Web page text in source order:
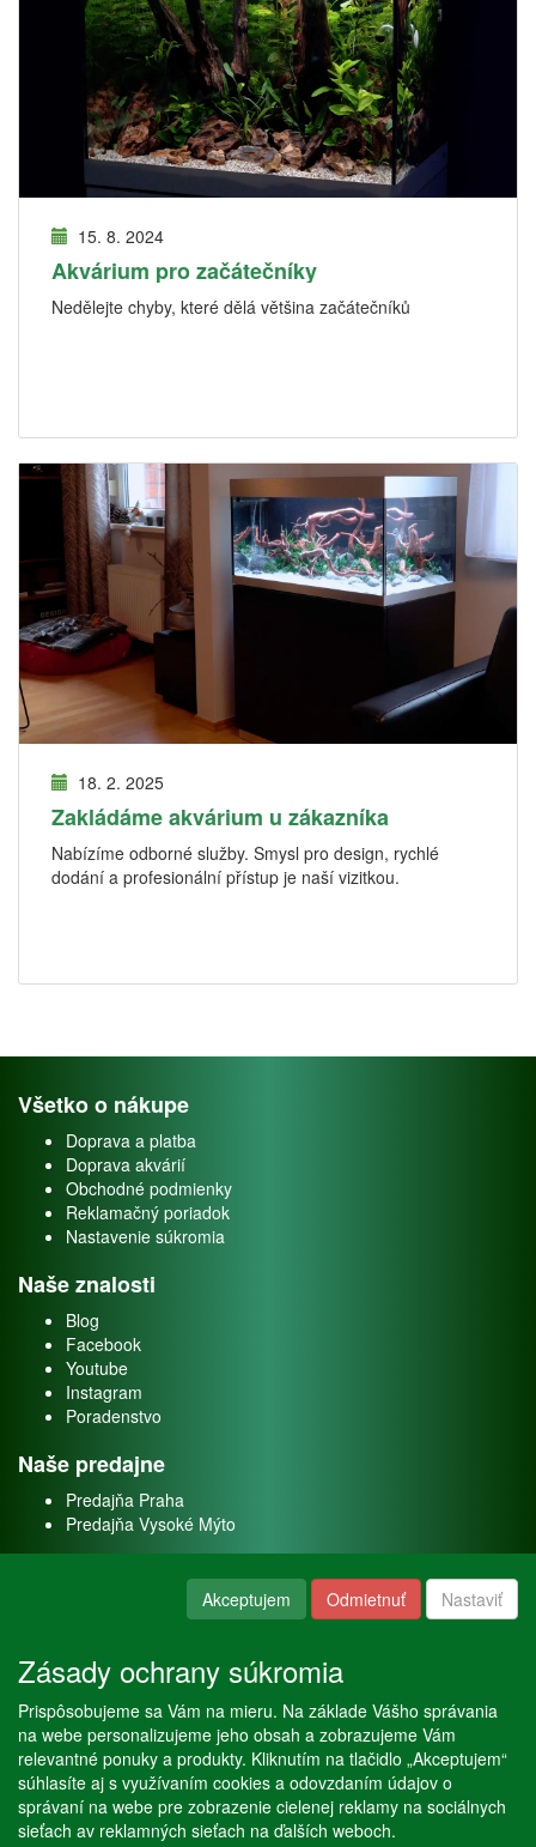
15. 8. 2024
Akvárium pro začátečníky
Nedělejte chyby, které dělá většina začátečníků
18. 2. 2025
Zakládáme akvárium u zákazníka
Nabízíme odborné služby. Smysl pro design, rychlé
dodání a profesionální přístup je naší vizitkou.
Všetko o nákupe
Doprava a platba
Doprava akvárií
Obchodné podmienky
Reklamačný poriadok
Nastavenie súkromia
Naše znalosti
Blog
Facebook
Youtube
Instagram
Poradenstvo
Naše predajne
Predajňa Praha
Predajňa Vysoké Mýto
Naše služby
Servis
Predaj akváriových rýb
Predaj akváriových rastlín
Akceptujem Odmietnuť Nastaviť
Zásady ochrany súkromia
Prispôsobujeme sa Vám na mieru. Na základe Vášho správania
na webe personalizujeme jeho obsah a zobrazujeme Vám
relevantné ponuky a produkty. Kliknutím na tlačidlo „Akceptujem“
súhlasíte aj s využívaním cookies a odovzdaním údajov o
správaní na webe pre zobrazenie cielenej reklamy na sociálnych
sieťach av reklamných sieťach na ďalších weboch.